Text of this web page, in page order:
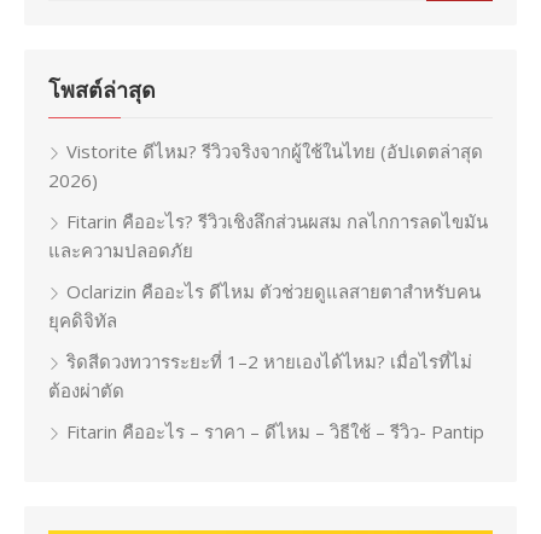
โพสต์ล่าสุด
Vistorite ดีไหม? รีวิวจริงจากผู้ใช้ในไทย (อัปเดตล่าสุด
2026)
Fitarin คืออะไร? รีวิวเชิงลึกส่วนผสม กลไกการลดไขมัน
และความปลอดภัย
Oclarizin คืออะไร ดีไหม ตัวช่วยดูแลสายตาสำหรับคน
ยุคดิจิทัล
ริดสีดวงทวารระยะที่ 1–2 หายเองได้ไหม? เมื่อไรที่ไม่
ต้องผ่าตัด
Fitarin คืออะไร – ราคา – ดีไหม – วิธีใช้ – รีวิว- Pantip